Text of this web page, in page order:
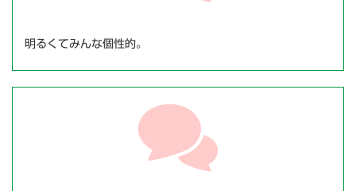
明るくてみんな個性的。